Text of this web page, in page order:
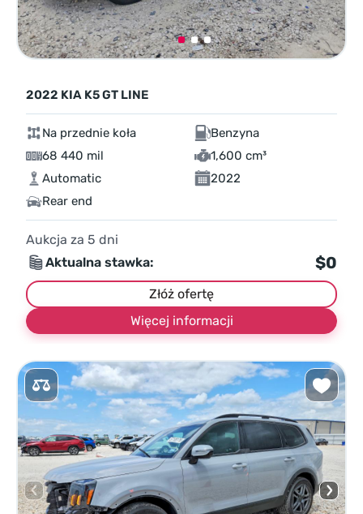
2022 KIA K5 GT LINE
Na przednie koła
Benzyna
68 440 mil
1,600 cm³
Automatic
2022
Rear end
Aukcja za 5 dni
Aktualna stawka:
$0
Złóż ofertę
Więcej informacji